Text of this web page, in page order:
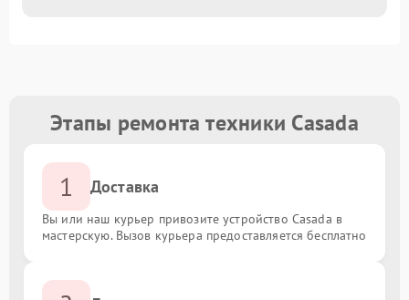
Этапы ремонта техники Casada
1 Доставка
Вы или наш курьер привозите устройство Casada в
мастерскую. Вызов курьера предоставляется бесплатно